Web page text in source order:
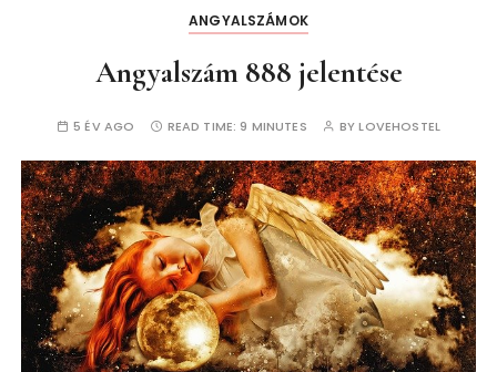
ANGYALSZÁMOK
Angyalszám 888 jelentése
5 ÉV AGO READ TIME: 9 MINUTES BYLOVEHOSTEL